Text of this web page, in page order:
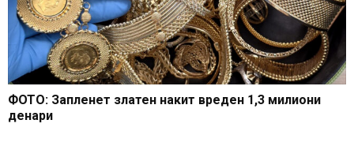
ФОТО: Запленет златен накит вреден 1,3 милиони
денари